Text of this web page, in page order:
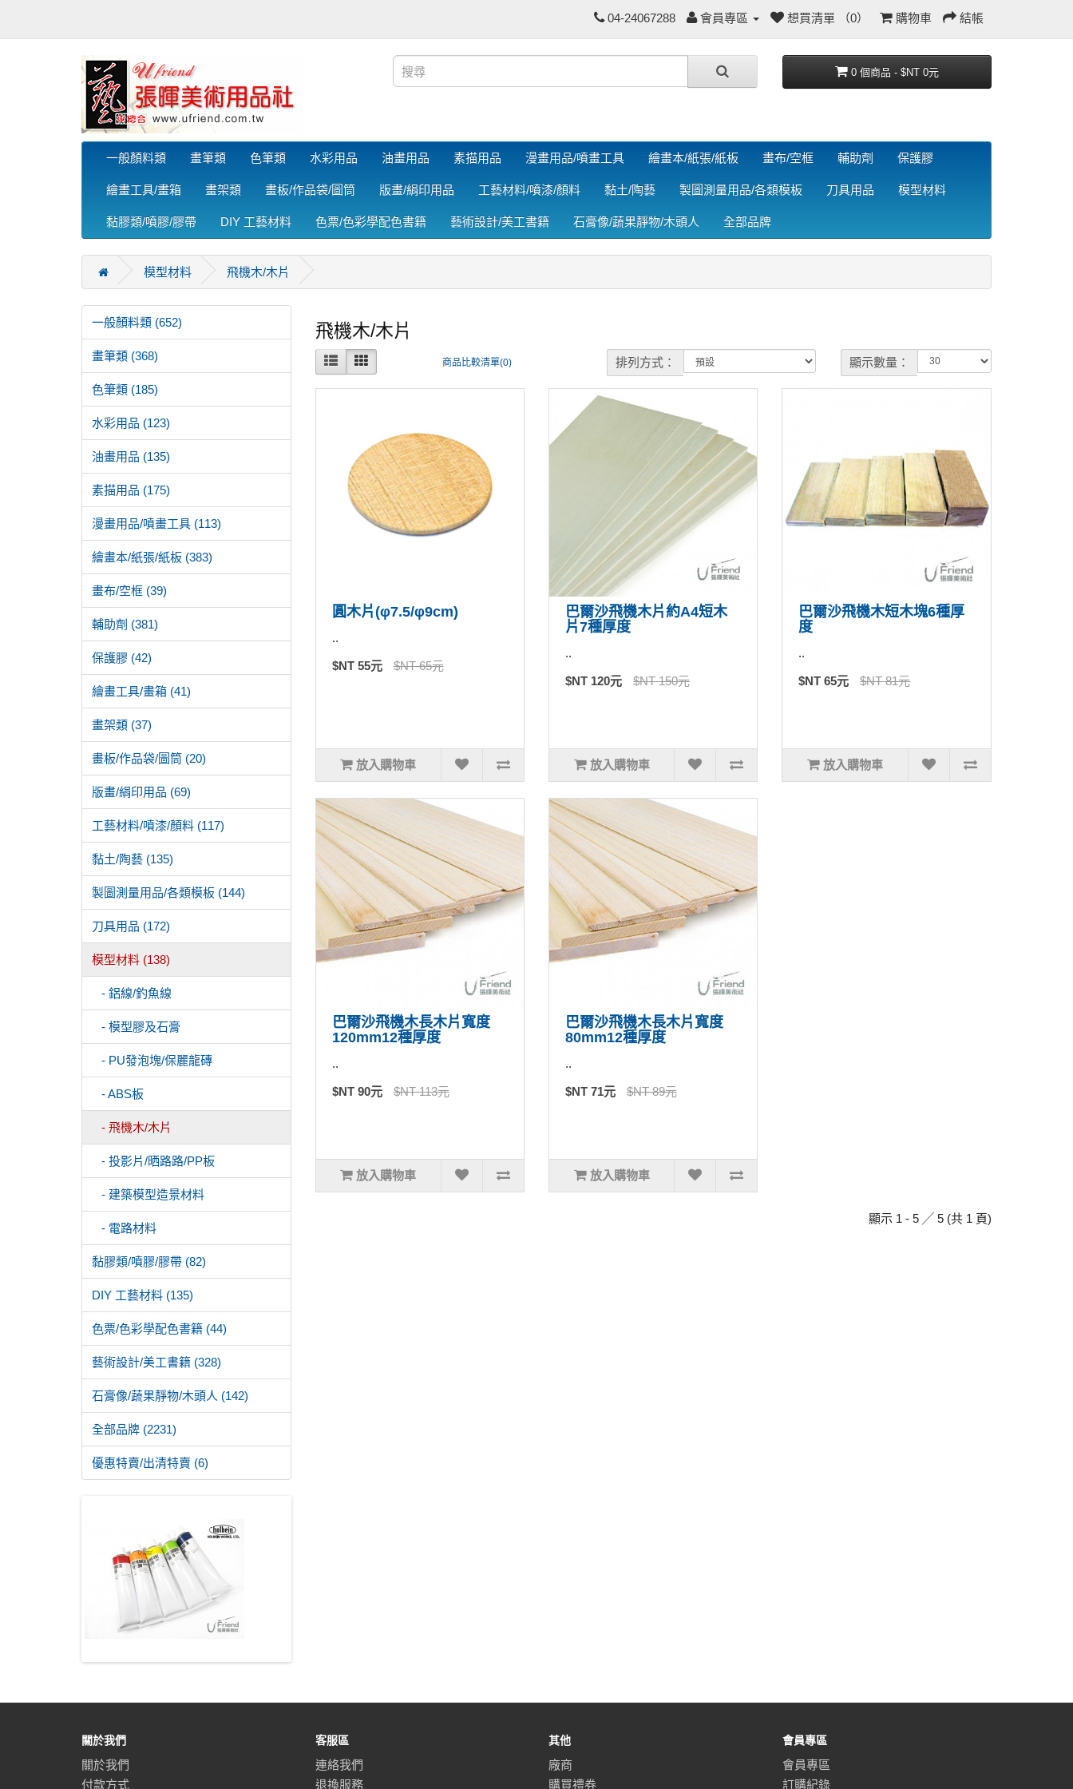
04-24067288 會員專區 想買清單 （0） 購物車 結帳
0 個商品 - $NT 0元
一般顏料類 畫筆類 色筆類 水彩用品 油畫用品 素描用品 漫畫用品/噴畫工具 繪畫本/紙張/紙板 畫布/空框 輔助劑 保護膠
繪畫工具/畫箱 畫架類 畫板/作品袋/圖筒 版畫/絹印用品 工藝材料/噴漆/顏料 黏土/陶藝 製圖測量用品/各類模板 刀具用品 模型材料
黏膠類/噴膠/膠帶 DIY 工藝材料 色票/色彩學配色書籍 藝術設計/美工書籍 石膏像/蔬果靜物/木頭人 全部品牌
模型材料 飛機木/木片
一般顏料類 (652)
畫筆類 (368)
色筆類 (185)
水彩用品 (123)
油畫用品 (135)
素描用品 (175)
漫畫用品/噴畫工具 (113)
繪畫本/紙張/紙板 (383)
畫布/空框 (39)
輔助劑 (381)
保護膠 (42)
繪畫工具/畫箱 (41)
畫架類 (37)
畫板/作品袋/圖筒 (20)
版畫/絹印用品 (69)
工藝材料/噴漆/顏料 (117)
黏土/陶藝 (135)
製圖測量用品/各類模板 (144)
刀具用品 (172)
模型材料 (138)
- 鋁線/釣魚線
- 模型膠及石膏
- PU發泡塊/保麗龍磚
- ABS板
- 飛機木/木片
- 投影片/晒路路/PP板
- 建築模型造景材料
- 電路材料
黏膠類/噴膠/膠帶 (82)
DIY 工藝材料 (135)
色票/色彩學配色書籍 (44)
藝術設計/美工書籍 (328)
石膏像/蔬果靜物/木頭人 (142)
全部品牌 (2231)
優惠特賣/出清特賣 (6)
飛機木/木片
商品比較清單(0) 排列方式： 顯示數量：
圓木片(φ7.5/φ9cm)
..
$NT 55元 $NT 65元
放入購物車
巴爾沙飛機木片約A4短木
片7種厚度
..
$NT 120元 $NT 150元
放入購物車
巴爾沙飛機木短木塊6種厚
度
..
$NT 65元 $NT 81元
放入購物車
巴爾沙飛機木長木片寬度
120mm12種厚度
..
$NT 90元 $NT 113元
放入購物車
巴爾沙飛機木長木片寬度
80mm12種厚度
..
$NT 71元 $NT 89元
放入購物車
顯示 1 - 5 ╱ 5 (共 1 頁)
關於我們
關於我們
付款方式
客服區
連絡我們
退換服務
其他
廠商
購買禮券
會員專區
會員專區
訂購紀錄